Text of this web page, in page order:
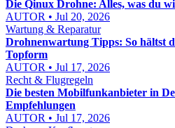
Die Qinux Drohne: Alles, was du
AUTOR • Jul 20, 2026
Wartung & Reparatur
Drohnenwartung Tipps: So hältst
Topform
AUTOR • Jul 17, 2026
Recht & Flugregeln
Die besten Mobilfunkanbieter in
Empfehlungen
AUTOR • Jul 17, 2026